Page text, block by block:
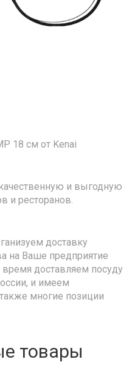
18 см от Kenai
и выгодную
и ресторанов.
доставку
на Ваше предприятие
доставляем посуду
и имеем
многие позиции
товары